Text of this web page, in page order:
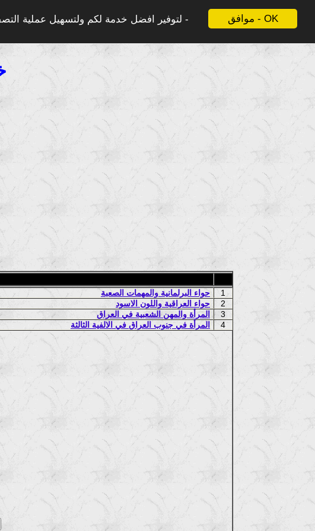
موافق - OK
لتوفير افضل خدمة لكم ولتسهيل عملية
حواء البرلمانية والمهمات الصعبة
1
حواء العراقية واللون الاسود
2
المرأة والمهن الشعبية في العراق
3
المرأة في جنوب العراق في الالفية الثالثة 4